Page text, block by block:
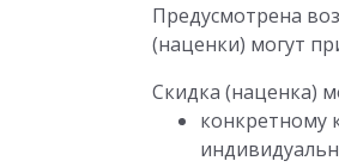
Предусмотрена
(наценки) могут
Скидка (наценка)
конкретному